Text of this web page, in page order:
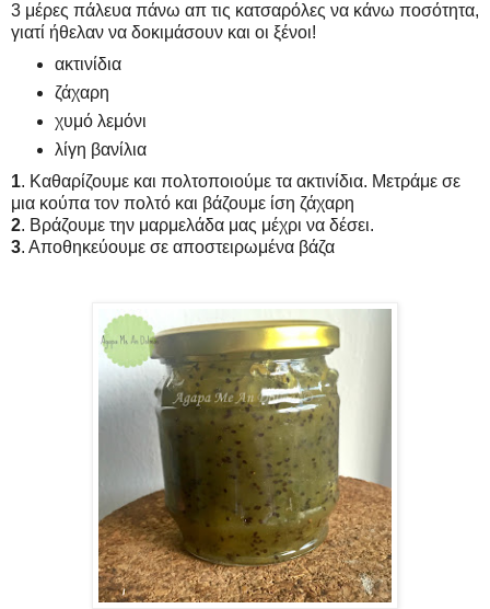
3 μέρες πάλευα πάνω απ τις κατσαρόλες να κάνω ποσότητα,
γιατί ήθελαν να δοκιμάσουν και οι ξένοι!
ακτινίδια
ζάχαρη
χυμό λεμόνι
λίγη βανίλια
1. Καθαρίζουμε και πολτοποιούμε τα ακτινίδια. Μετράμε σε
μια κούπα τον πολτό και βάζουμε ίση ζάχαρη
2. Βράζουμε την μαρμελάδα μας μέχρι να δέσει.
3. Αποθηκεύουμε σε αποστειρωμένα βάζα